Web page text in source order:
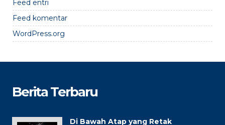
Feed entri
Feed komentar
WordPress.org
Berita Terbaru
Di Bawah Atap yang Retak